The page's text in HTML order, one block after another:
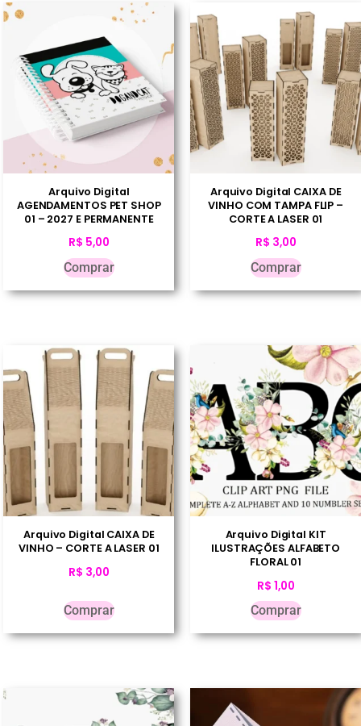
Arquivo Digital
AGENDAMENTOS PET SHOP
01 – 2027 E PERMANENTE
R$ 5,00
Comprar
Arquivo Digital CAIXA DE
VINHO COM TAMPA FLIP –
CORTE A LASER 01
R$ 3,00
Comprar
Arquivo Digital CAIXA DE
VINHO – CORTE A LASER 01
R$ 3,00
Comprar
Arquivo Digital KIT
ILUSTRAÇÕES ALFABETO
FLORAL 01
R$ 1,00
Comprar